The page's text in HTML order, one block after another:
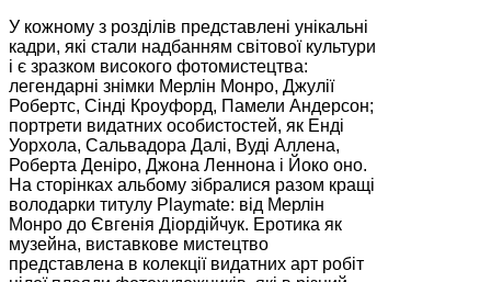
У кожному з розділів представлені унікальні
кадри, які стали надбанням світової культури
і є зразком високого фотомистецтва:
легендарні знімки Мерлін Монро, Джулії
Робертс, Сінді Кроуфорд, Памели Андерсон;
портрети видатних особистостей, як Енді
Уорхола, Сальвадора Далі, Вуді Аллена,
Роберта Деніро, Джона Леннона і Йоко оно.
На сторінках альбому зібралися разом кращі
володарки титулу Playmate: від Мерлін
Монро до Євгенія Діордійчук. Еротика як
музейна, виставкове мистецтво
представлена в колекції видатних арт робіт